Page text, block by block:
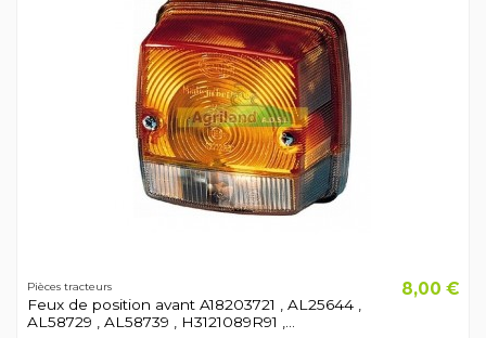
Pièces tracteurs
Feux de position avant A18203721 , AL25644 ,
AL58729 , AL58739 , H3121089R91 ,...
8,00 €